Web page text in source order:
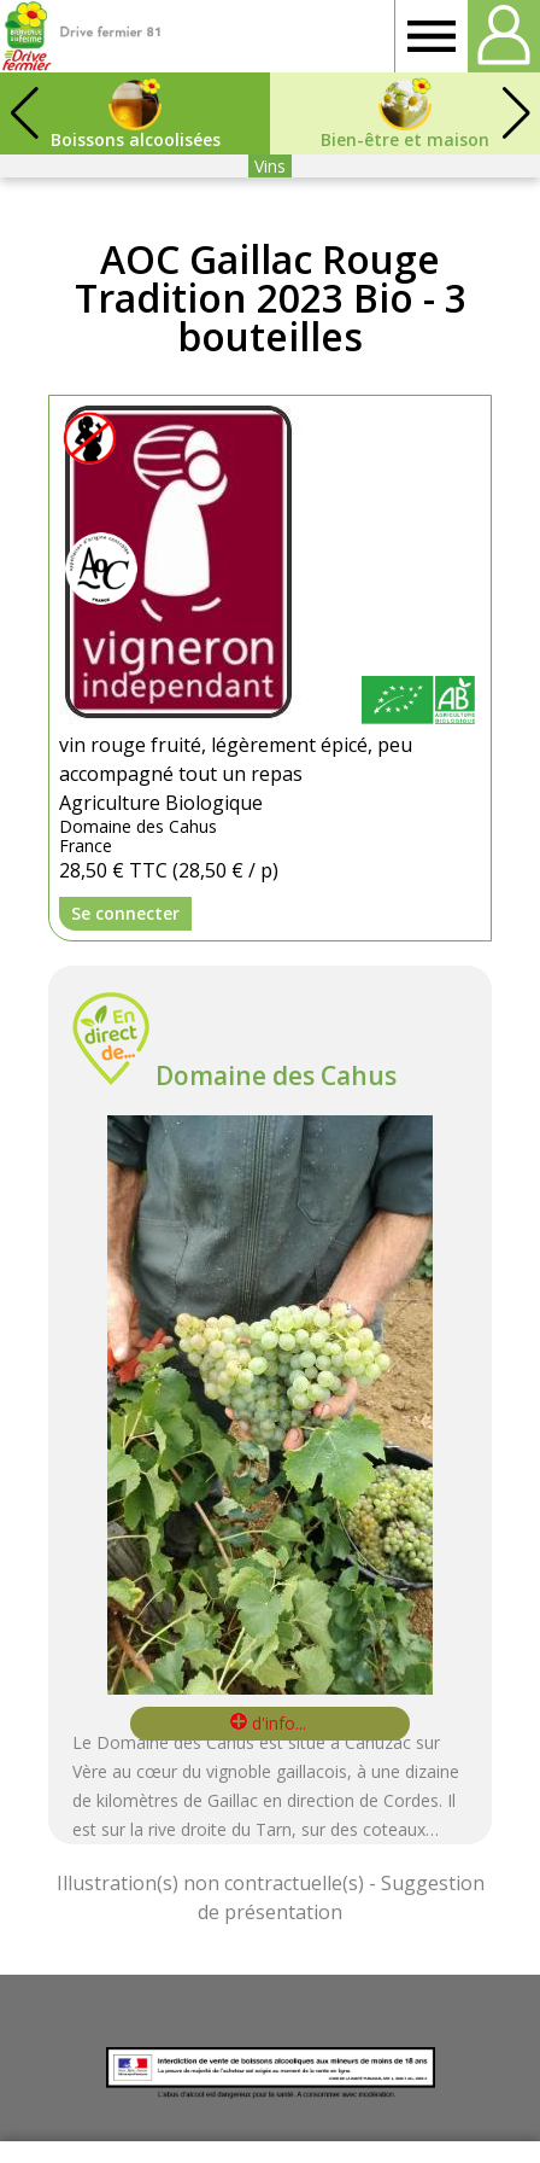
Tarn
Boissons alcoolisées
Bien-être et maison
Vins
AOC Gaillac Rouge
Tradition 2023 Bio - 3
bouteilles
vin rouge fruité, légèrement épicé, peu
accompagné tout un repas
Agriculture Biologique
Domaine des Cahus
France
28,50 € TTC (28,50 € / p)
Se connecter
Domaine des Cahus
Le Domaine des Cahus est situé à Cahuzac sur
Vère au cœur du vignoble gaillacois, à une dizaine
de kilomètres de Gaillac en direction de Cordes. Il
est sur la rive droite du Tarn, sur des coteaux…